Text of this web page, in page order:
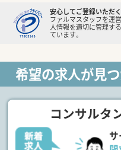
安心してご登録いただ
ファルマスタッフを運
人情報を適切に管理す
ています。
希望の求人が見
コンサルタ